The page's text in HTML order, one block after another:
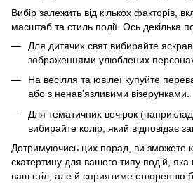
Вибір залежить від кількох факторів,
масштаб та стиль події. Ось декілька
Для дитячих свят вибирайте
зображеннями улюблених
На весілля та ювілеї купуйте
або з ненав'язливими візерунками.
Для тематичних вечірок
вибирайте колір, який відповідає
Дотримуючись цих порад, ви зможете
скатертину для вашого типу подій, яка
ваш стіл, але й сприятиме створенню